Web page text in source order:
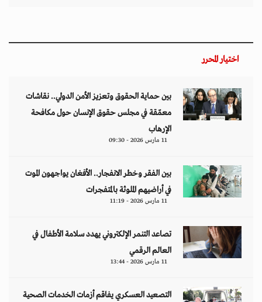
اختيار المحرر
بين حماية الحقوق وتعزيز الأمن الدولي.. نقاشات
معمّقة في مجلس حقوق الإنسان حول مكافحة
الإرهاب
11 مارس 2026 - 09:30
بين الفقر وخطر الانفجار.. الأفغان يواجهون الموت
في أراضيهم الملوثة بالمتفجرات
11 مارس 2026 - 11:19
تصاعد التنمر الإلكتروني يهدد سلامة الأطفال في
العالم الرقمي
11 مارس 2026 - 13:44
التصعيد العسكري يفاقم أزمات الخدمات الصحية